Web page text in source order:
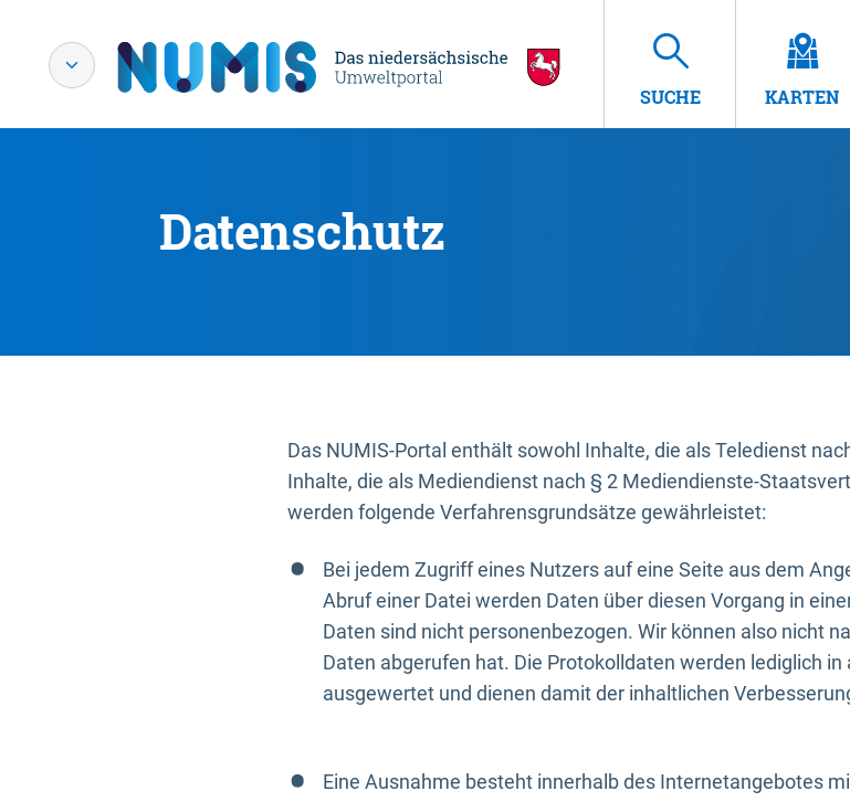
SUCHE KARTEN
Datenschutz
Das NUMIS-Portal enthält sowohl Inhalte, die als Teledienst
Inhalte, die als Mediendienst nach § 2 Mediendienste-
werden folgende Verfahrensgrundsätze gewährleistet:
Bei jedem Zugriff eines Nutzers auf eine Seite aus dem
Abruf einer Datei werden Daten über diesen Vorgang in
Daten sind nicht personenbezogen. Wir können also nicht
Daten abgerufen hat. Die Protokolldaten werden lediglich
ausgewertet und dienen damit der inhaltlichen
Eine Ausnahme besteht innerhalb des Internetangebotes